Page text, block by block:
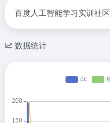
百度人工智能学习实训社区
数据统计